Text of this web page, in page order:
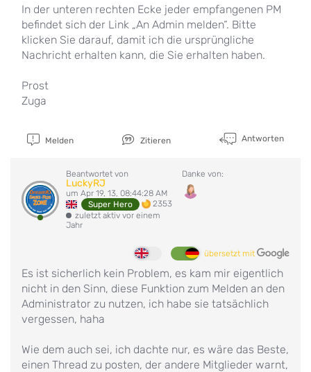
In der unteren rechten Ecke jeder empfangenen PM
befindet sich der Link „An Admin melden“. Bitte
klicken Sie darauf, damit ich die ursprüngliche
Nachricht erhalten kann, die Sie erhalten haben.
Prost
Zuga
Melden Zitieren Antworten
Beantwortet von
LuckyRJ
um Apr 19, 13, 08:44:28 AM
Super Hero
2353
zuletzt aktiv vor einem
Jahr
Danke von:
übersetzt mit
Es ist sicherlich kein Problem, es kam mir eigentlich
nicht in den Sinn, diese Funktion zum Melden an den
Administrator zu nutzen, ich habe sie tatsächlich
vergessen, haha
Wie dem auch sei, ich dachte nur, es wäre das Beste,
einen Thread zu posten, der andere Mitglieder warnt,